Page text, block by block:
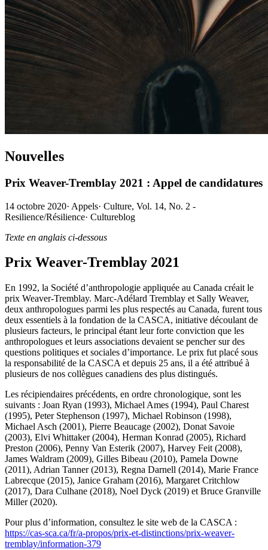
Nouvelles
Prix Weaver-Tremblay 2021 : Appel de candidatures
14 octobre 2020· Appels· Culture, Vol. 14, No. 2 -
Resilience/Résilience· Cultureblog
Texte en anglais ci-dessous
Prix Weaver-Tremblay 2021
En 1992, la Société d’anthropologie appliquée au Canada créait le
prix Weaver-Tremblay. Marc-Adélard Tremblay et Sally Weaver,
deux anthropologues parmi les plus respectés au Canada, furent tous
deux essentiels à la fondation de la CASCA, initiative découlant de
plusieurs facteurs, le principal étant leur forte conviction que les
anthropologues et leurs associations devaient se pencher sur des
questions politiques et sociales d’importance. Le prix fut placé sous
la responsabilité de la CASCA et depuis 25 ans, il a été attribué à
plusieurs de nos collègues canadiens des plus distingués.
Les récipiendaires précédents, en ordre chronologique, sont les
suivants : Joan Ryan (1993), Michael Ames (1994), Paul Charest
(1995), Peter Stephenson (1997), Michael Robinson (1998),
Michael Asch (2001), Pierre Beaucage (2002), Donat Savoie
(2003), Elvi Whittaker (2004), Herman Konrad (2005), Richard
Preston (2006), Penny Van Esterik (2007), Harvey Feit (2008),
James Waldram (2009), Gilles Bibeau (2010), Pamela Downe
(2011), Adrian Tanner (2013), Regna Darnell (2014), Marie France
Labrecque (2015), Janice Graham (2016), Margaret Critchlow
(2017), Dara Culhane (2018), Noel Dyck (2019) et Bruce Granville
Miller (2020).
Pour plus d’information, consultez le site web de la CASCA :
https://cas-sca.ca/fr/a-propos/prix-et-distinctions/prix-weaver-
tremblay/information-379